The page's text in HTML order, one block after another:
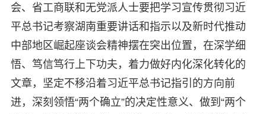
会、省工商联和无党派人士要把学习宣传贯彻习近
平总书记考察湖南重要讲话和指示以及新时代推动
中部地区崛起座谈会精神摆在突出位置，在深学细
悟、笃信笃行上下功夫，着力做好内化深化转化的
文章，坚定不移沿着习近平总书记指引的方向前
进，深刻领悟“两个确立”的决定性意义、做到“两个